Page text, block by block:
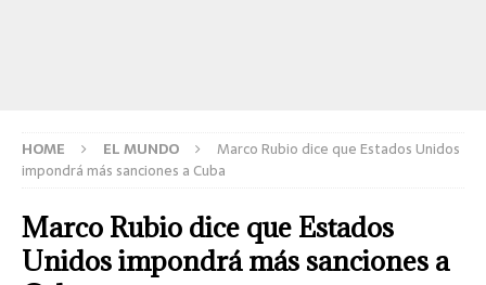
HOME EL MUNDO
Marco Rubio dice que Estados Unidos
impondrá más sanciones a Cuba
Marco Rubio dice que Estados
Unidos impondrá más sanciones a